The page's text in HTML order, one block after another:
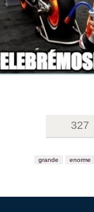
327
grande enorme